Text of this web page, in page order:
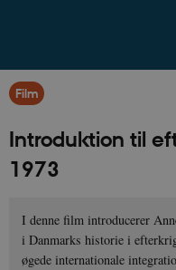
Film
Introduktion til
1973
I denne film introducerer
i Danmarks historie i
øgede internationale